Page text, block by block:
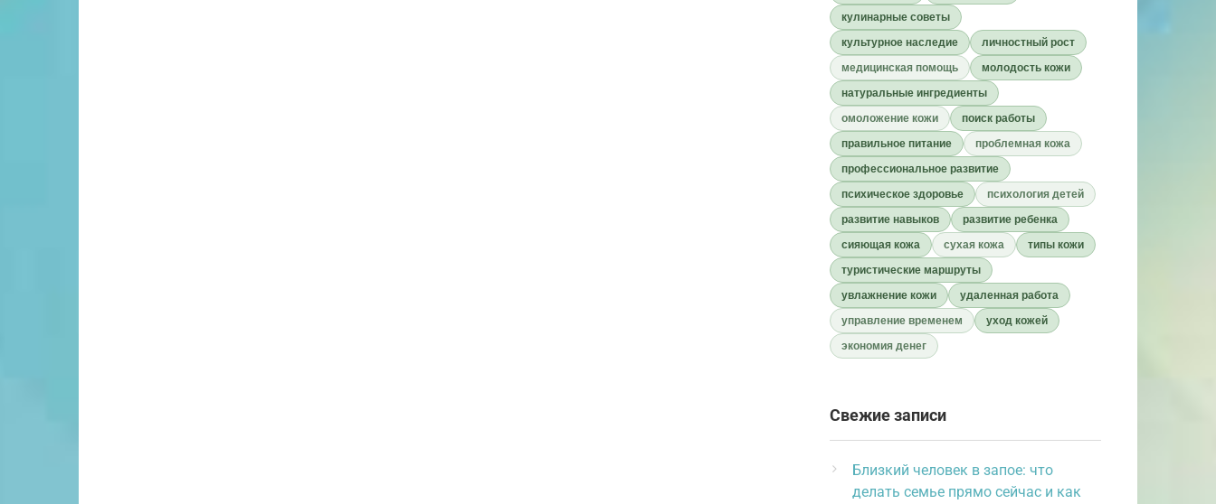
кулинарные советы
культурное наследие
личностный рост
медицинская помощь
молодость кожи
натуральные ингредиенты
омоложение кожи
поиск работы
правильное питание
проблемная кожа
профессиональное развитие
психическое здоровье
психология детей
развитие навыков
развитие ребенка
сияющая кожа
сухая кожа
типы кожи
туристические маршруты
увлажнение кожи
удаленная работа
управление временем
уход кожей
экономия денег
Свежие записи
Близкий человек в запое: что
делать семье прямо сейчас и как